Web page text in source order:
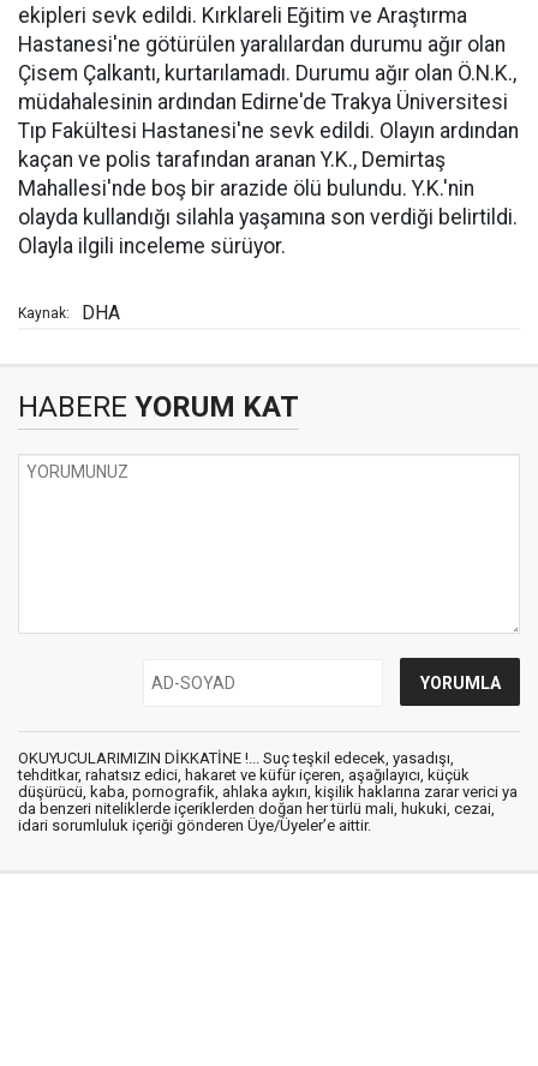
ekipleri sevk edildi. Kırklareli Eğitim ve Araştırma
Hastanesi'ne götürülen yaralılardan durumu ağır olan
Çisem Çalkantı, kurtarılamadı. Durumu ağır olan Ö.N.K.,
müdahalesinin ardından Edirne'de Trakya Üniversitesi
Tıp Fakültesi Hastanesi'ne sevk edildi. Olayın ardından
kaçan ve polis tarafından aranan Y.K., Demirtaş
Mahallesi'nde boş bir arazide ölü bulundu. Y.K.'nin
olayda kullandığı silahla yaşamına son verdiği belirtildi.
Olayla ilgili inceleme sürüyor.
Kaynak: DHA
HABERE YORUM KAT
OKUYUCULARIMIZIN DİKKATİNE !... Suç teşkil edecek, yasadışı,
tehditkar, rahatsız edici, hakaret ve küfür içeren, aşağılayıcı, küçük
düşürücü, kaba, pornografik, ahlaka aykırı, kişilik haklarına zarar verici ya
da benzeri niteliklerde içeriklerden doğan her türlü mali, hukuki, cezai,
idari sorumluluk içeriği gönderen Üye/Üyeler’e aittir.